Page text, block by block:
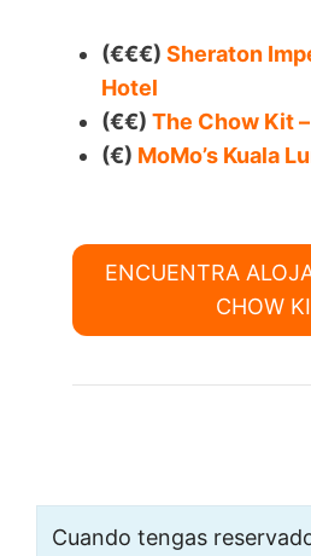
(€€€) Sheraton
Hotel
(€€) The Chow Kit
(€) MoMo’s Kuala
ENCUENTRA
CHOW
Cuando tengas